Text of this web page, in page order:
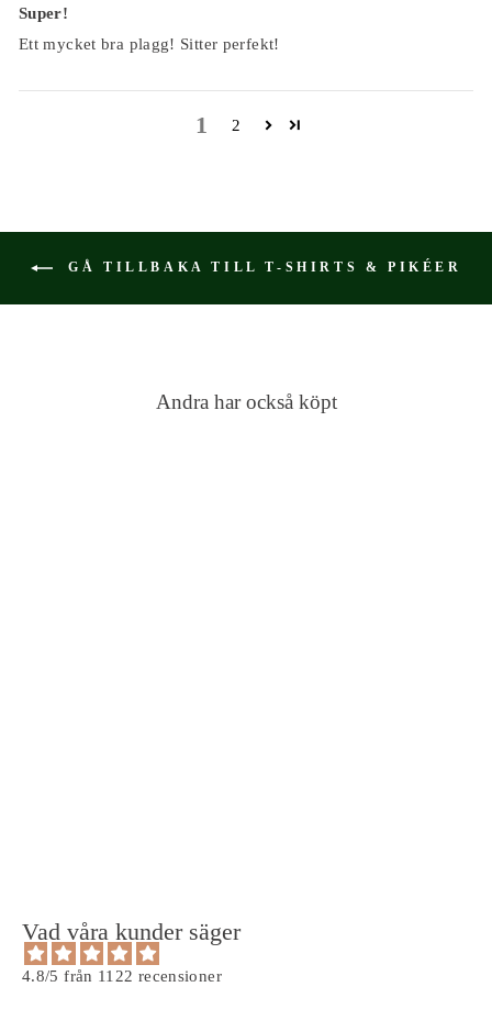
Super!
Ett mycket bra plagg! Sitter perfekt!
1 2
GÅ TILLBAKA TILL T-SHIRTS & PIKÉER
Andra har också köpt
Vad våra kunder säger
4.8/5 från 1122 recensioner